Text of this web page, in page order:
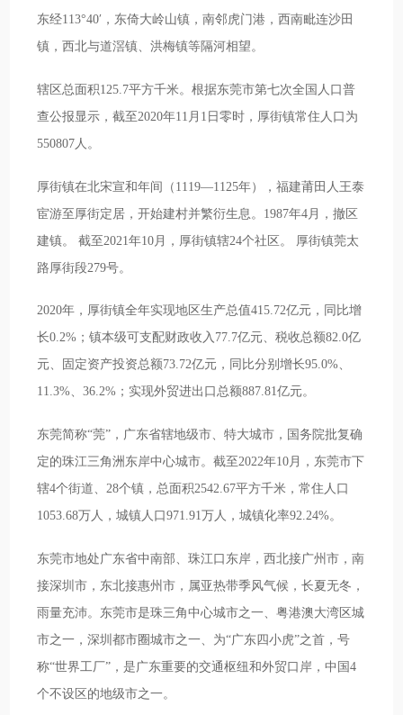
东经113°40′，东倚大岭山镇，南邻虎门港，西南毗连沙田
镇，西北与道滘镇、洪梅镇等隔河相望。
辖区总面积125.7平方千米。根据东莞市第七次全国人口普
查公报显示，截至2020年11月1日零时，厚街镇常住人口为
550807人。
厚街镇在北宋宣和年间（1119—1125年），福建莆田人王泰
宦游至厚街定居，开始建村并繁衍生息。1987年4月，撤区
建镇。 截至2021年10月，厚街镇辖24个社区。 厚街镇莞太
路厚街段279号。
2020年，厚街镇全年实现地区生产总值415.72亿元，同比增
长0.2%；镇本级可支配财政收入77.7亿元、税收总额82.0亿
元、固定资产投资总额73.72亿元，同比分别增长95.0%、
11.3%、36.2%；实现外贸进出口总额887.81亿元。
东莞简称“莞”，广东省辖地级市、特大城市，国务院批复确
定的珠江三角洲东岸中心城市。截至2022年10月，东莞市下
辖4个街道、28个镇，总面积2542.67平方千米，常住人口
1053.68万人，城镇人口971.91万人，城镇化率92.24%。
东莞市地处广东省中南部、珠江口东岸，西北接广州市，南
接深圳市，东北接惠州市，属亚热带季风气候，长夏无冬，
雨量充沛。东莞市是珠三角中心城市之一、粤港澳大湾区城
市之一，深圳都市圈城市之一、为“广东四小虎”之首，号
称“世界工厂”，是广东重要的交通枢纽和外贸口岸，中国4
个不设区的地级市之一。